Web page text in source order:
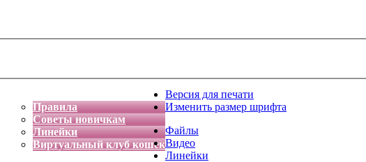
Правила
Советы новичкам
Линейки
Виртуальный клуб кошек
Версия для печати
Изменить размер шрифта
Файлы
Видео
Линейки